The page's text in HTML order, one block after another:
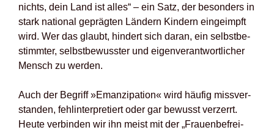
nichts, dein Land ist alles“ – ein Satz, der beson­ders in
stark natio­nal gepräg­ten Län­dern Kin­dern ein­ge­impft
wird. Wer das glaubt, hin­dert sich dar­an, ein selbst­be­
stimm­ter, selbst­be­wuss­ter und eigen­ver­ant­wort­li­cher
Mensch zu wer­den.
Auch der Begriff »Eman­zi­pa­ti­on« wird häu­fig miss­ver­
stan­den, fehl­in­ter­pre­tiert oder gar bewusst ver­zerrt.
Heu­te ver­bin­den wir ihn meist mit der „Frau­en­be­frei­